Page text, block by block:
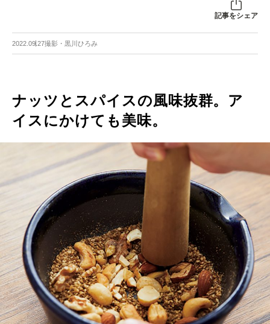
記事をシェア
2022.09.27撮影・黒川ひろみ
ナッツとスパイスの風味抜群。ア
イスにかけても美味。